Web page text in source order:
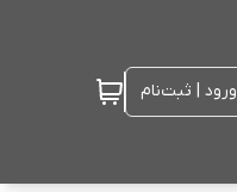
ورود | ثبت‌نام